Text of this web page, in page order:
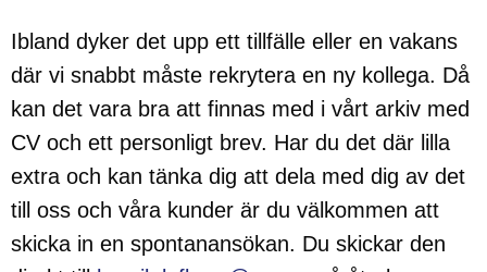
Ibland dyker det upp ett tillfälle eller en vakans
där vi snabbt måste rekrytera en ny kollega. Då
kan det vara bra att finnas med i vårt arkiv med
CV och ett personligt brev. Har du det där lilla
extra och kan tänka dig att dela med dig av det
till oss och våra kunder är du välkommen att
skicka in en spontanansökan. Du skickar den